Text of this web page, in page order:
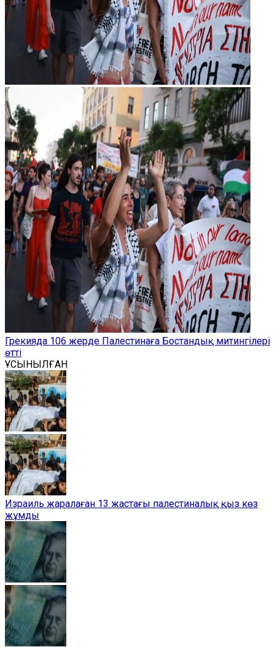
Грекияда 106 жерде Палестинаға Бостандық митингілері
өтті
ҰСЫНЫЛҒАН
Израиль жаралаған 13 жастағы палестиналық қыз көз
жұмды